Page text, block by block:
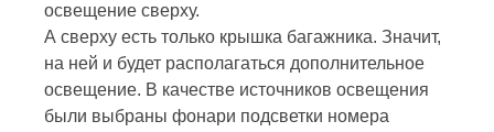
освещение сверху.
А сверху есть только крышка багажника. Значит,
на ней и будет располагаться дополнительное
освещение. В качестве источников освещения
были выбраны фонари подсветки номера